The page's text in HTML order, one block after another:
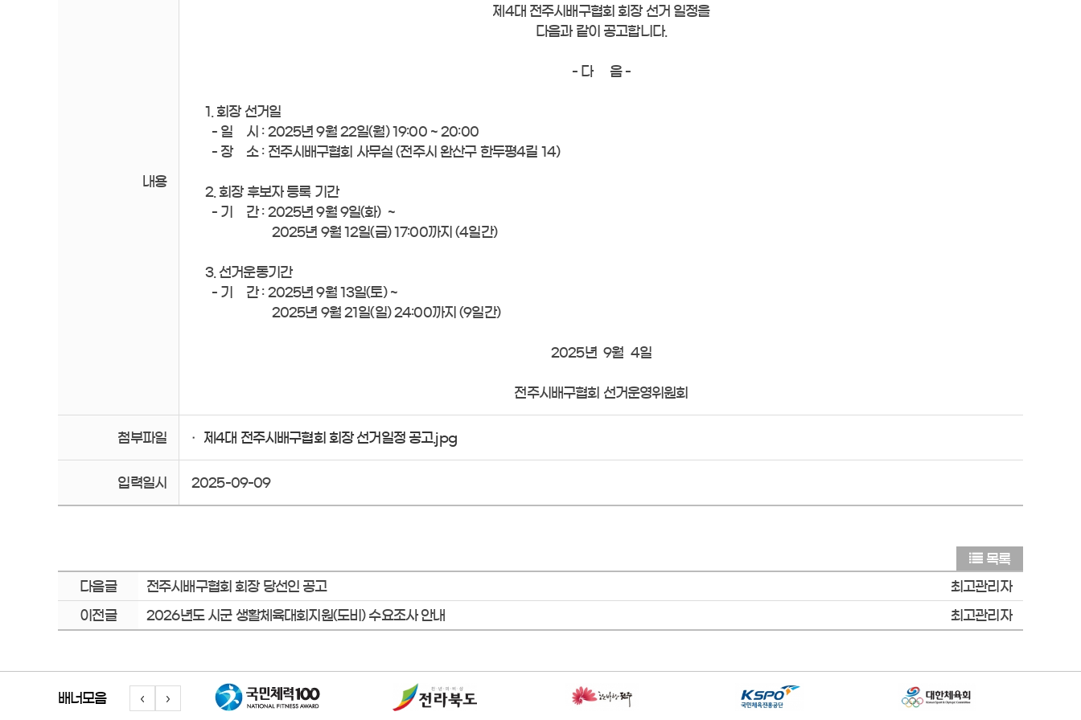
내용
제4대 전주시배구협회 회장 선거 일정을
다음과 같이 공고합니다.
- 다 음 -
1. 회장 선거일
- 일 시 : 2025년 9월 22일(월) 19:00 ~ 20:00
- 장 소 : 전주시배구협회 사무실 (전주시 완산구 한두평4길 14)
2. 회장 후보자 등록 기간
- 기 간 : 2025년 9월 9일(화) ~
2025년 9월 12일(금) 17:00까지 (4일간)
3. 선거운동기간
- 기 간 : 2025년 9월 13일(토) ~
2025년 9월 21일(일) 24:00까지 (9일간)
2025년 9월 4일
전주시배구협회 선거운영위원회
첨부파일 제4대 전주시배구협회 회장 선거일정 공고.jpg
입력일시 2025-09-09
목록
다음글
전주시배구협회 회장 당선인 공고 최고관리자
이전글 2026년도 시군 생활체육대회지원(도비) 수요조사 안내 최고관리자
배너모음